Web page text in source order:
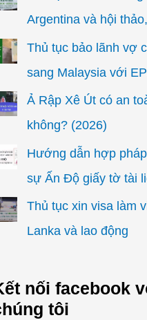
Argentina và hội
Thủ tục bảo lãnh vợ
sang Malaysia với
Ả Rập Xê Út có an
không? (2026)
Hướng dẫn hợp
sự Ấn Độ giấy tờ tài
Thủ tục xin visa làm
Lanka và lao động
nối facebook
tôi